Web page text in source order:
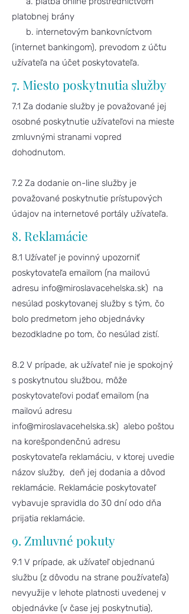
platobnej brány
b. internetovým bankovníctvom
(internet bankingom), prevodom z účtu
užívateľa na účet poskytovateľa.
7. Miesto poskytnutia služby
7.1 Za dodanie služby je považované jej
osobné poskytnutie užívateľovi na mieste
zmluvnými stranami vopred
dohodnutom.
7.2 Za dodanie on-line služby je
považované poskytnutie prístupových
údajov na internetové portály užívateľa.
8. Reklamácie
8.1 Užívateľ je povinný upozorniť
poskytovateľa emailom (na mailovú
adresu info@miroslavacehelska.sk) na
nesúlad poskytovanej služby s tým, čo
bolo predmetom jeho objednávky
bezodkladne po tom, čo nesúlad zistí.
8.2 V prípade, ak užívateľ nie je spokojný
s poskytnutou službou, môže
poskytovateľovi podať emailom (na
mailovú adresu
info@miroslavacehelska.sk) alebo poštou
na korešpondenčnú adresu
poskytovateľa reklamáciu, v ktorej uvedie
názov služby, deň jej dodania a dôvod
reklamácie. Reklamácie poskytovateľ
vybavuje spravidla do 30 dní odo dňa
prijatia reklamácie.
9. Zmluvné pokuty
9.1 V prípade, ak užívateľ objednanú
službu (z dôvodu na strane používateľa)
nevyužije v lehote platnosti uvedenej v
objednávke (v čase jej poskytnutia),